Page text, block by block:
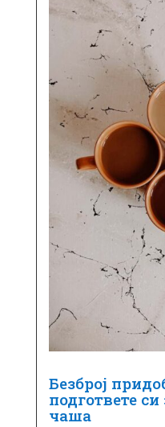
Безброј
подгответе
чаша